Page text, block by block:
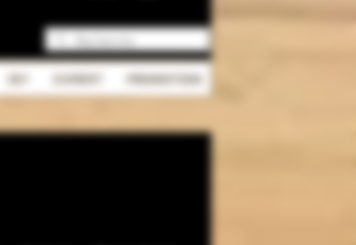
DIY EXPERT PROMOTION